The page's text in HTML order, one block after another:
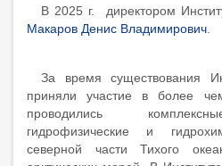
В 2025 г. директором
Макаров Денис Владимирович
За время существования
приняли участие в более
проводились
гидрофизические и
северной части Тихого